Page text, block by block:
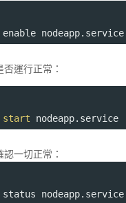
nodeapp.service
運行正常：
start nodeapp.service
一切正常：
nodeapp.service